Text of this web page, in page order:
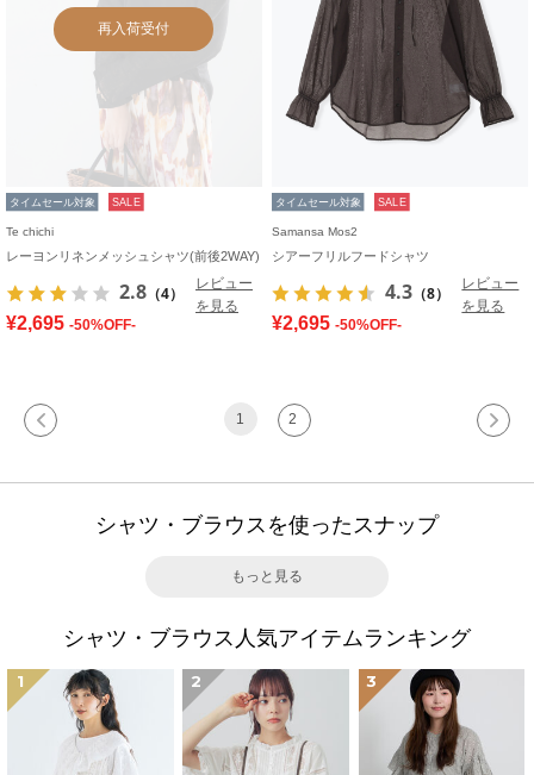
再入荷受付
タイムセール対象 SALE
Te chichi
レーヨンリネンメッシュシャツ(前後2WAY)
2.8 （4）
レビュー
を見る
¥2,695 -50%OFF-
タイムセール対象 SALE
Samansa Mos2
シアーフリルフードシャツ
4.3 （8）
レビュー
を見る
¥2,695 -50%OFF-
1 2
シャツ・ブラウスを使ったスナップ
もっと見る
シャツ・ブラウス人気アイテムランキング
1 2 3